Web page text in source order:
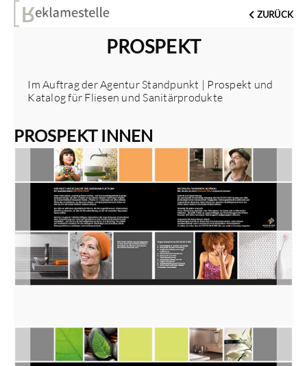
ZURÜCK
PROSPEKT
Im Auftrag der Agentur Standpunkt | Prospekt und
Katalog für Fliesen und Sanitärprodukte
PROSPEKT INNEN